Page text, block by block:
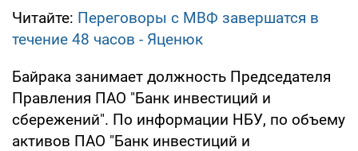
Читайте: Переговоры с МВФ завершатся в
течение 48 часов - Яценюк
Байрака занимает должность Председателя
Правления ПАО "Банк инвестиций и
сбережений". По информации НБУ, по объему
активов ПАО "Банк инвестиций и